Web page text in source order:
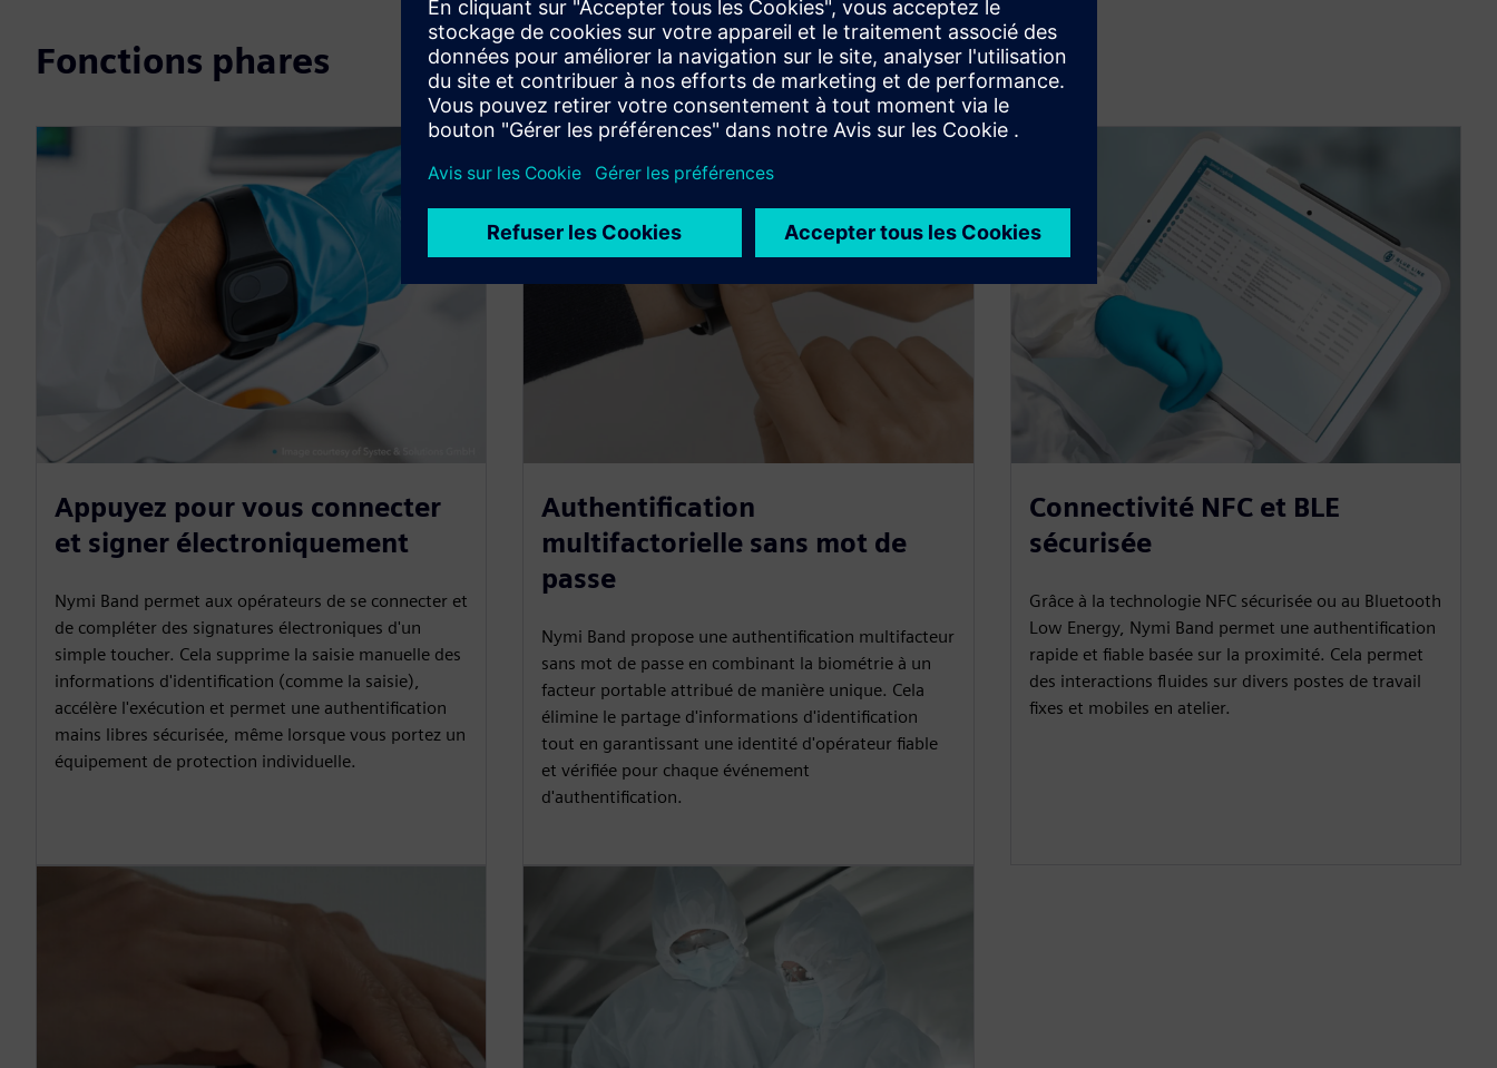
Fonctions phares
Appuyez pour vous connecter
et signer électroniquement
Nymi Band permet aux opérateurs de se connecter et
de compléter des signatures électroniques d'un
simple toucher. Cela supprime la saisie manuelle des
informations d'identification (comme la saisie),
accélère l'exécution et permet une authentification
mains libres sécurisée, même lorsque vous portez un
équipement de protection individuelle.
Authentification
multifactorielle sans mot de
passe
Nymi Band propose une authentification multifacteur
sans mot de passe en combinant la biométrie à un
facteur portable attribué de manière unique. Cela
élimine le partage d'informations d'identification
tout en garantissant une identité d'opérateur fiable
et vérifiée pour chaque événement
d'authentification.
Connectivité NFC et BLE
sécurisée
Grâce à la technologie NFC sécurisée ou au Bluetooth
Low Energy, Nymi Band permet une authentification
rapide et fiable basée sur la proximité. Cela permet
des interactions fluides sur divers postes de travail
fixes et mobiles en atelier.